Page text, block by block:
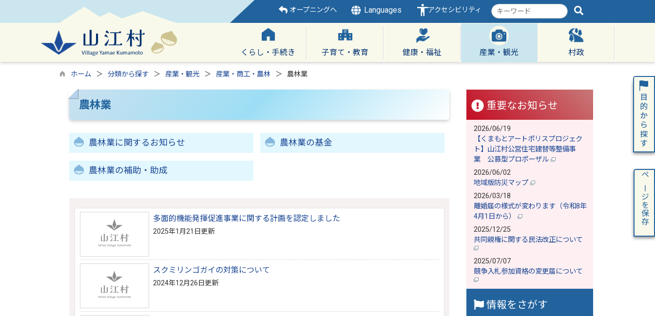
オープニングへ Languages アクセシビリティ
検
索
キ
ー
ワ
ー
くらし・手続き 子育て・教育 健康・福祉 産業・観光 村政
ホーム 分類から探す 産業・観光 産業・商工・農林 農林業
農林業
農林業に関するお知らせ 農林業の基金
農林業の補助・助成
多面的機能発揮促進事業に関する計画を認定しました
2025年1月21日更新
スクミリンゴガイの対策について
2024年12月26日更新
重要なお知らせ
2026/06/19
【くまもとアートポリスプロジェク
ト】山江村公営住宅建替等整備事
業 公募型プロポーザル
2026/06/02
地域版防災マップ
2026/03/18
離婚届の様式が変わります（令和8年
4月1日から）
2025/12/25
共同親権に関する民法改正について
2025/07/07
競争入札参加資格の変更届について
情報をさがす
ページを保存